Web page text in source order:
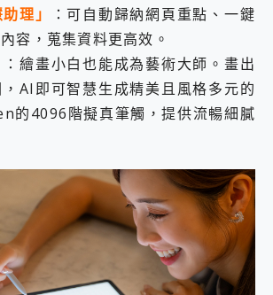
理」
：可自動歸納網頁重點、一鍵
容，蒐集資料更高效。
：繪畫小白也能成為藝術大師。畫出
AI即可智慧生成精美且風格多元的
的4096階擬真筆觸，提供流暢細膩